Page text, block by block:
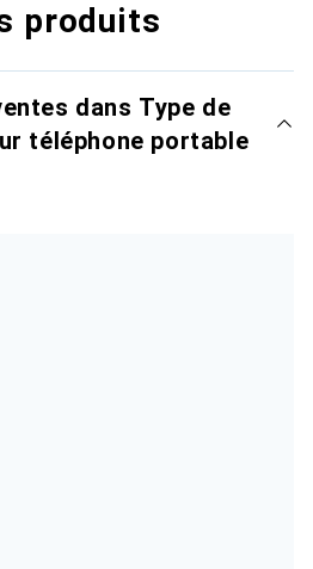
produits
dans Type de
téléphone portable